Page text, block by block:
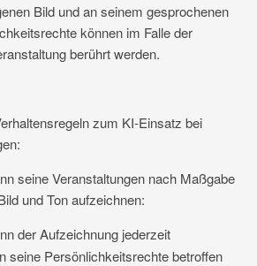
Bild und an seinem gesprochenen
können im Falle der
berührt werden.
zum KI-Einsatz bei
seine Veranstaltungen nach Maßgabe
und Ton aufzeichnen:
der Aufzeichnung jederzeit
seine Persönlichkeitsrechte betroffen